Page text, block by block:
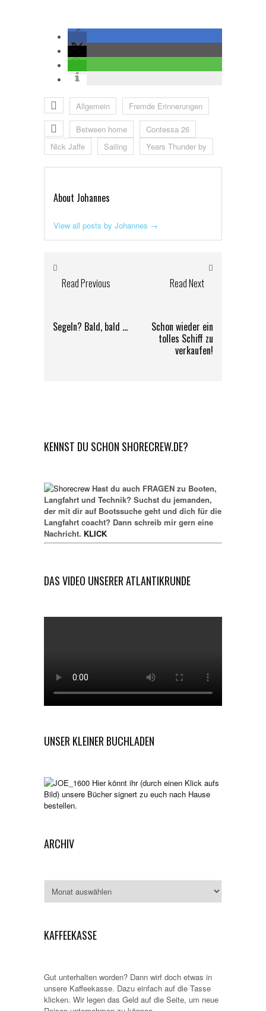
Allgemein Fremde Erinnerungen
Between home
Contessa 26
Nick Jaffe
Sailing Years Thunder by
About Johannes
View all posts by Johannes →
Read Previous
Segeln? Bald, bald …
Read Next
Schon wieder ein
tolles Schiff zu
verkaufen!
KENNST DU SCHON SHORECREW.DE?
Hast du auch FRAGEN zu Booten,
Langfahrt und Technik? Suchst du jemanden,
der mit dir auf Bootssuche geht und dich für die
Langfahrt coacht? Dann schreib mir gern eine
Nachricht. KLICK
DAS VIDEO UNSERER ATLANTIKRUNDE
UNSER KLEINER BUCHLADEN
Hier könnt ihr (durch einen Klick aufs
Bild) unsere Bücher signert zu euch nach Hause
bestellen.
ARCHIV
KAFFEEKASSE
Gut unterhalten worden? Dann wirf doch etwas in
unsere Kaffeekasse. Dazu einfach auf die Tasse
klicken. Wir legen das Geld auf die Seite, um neue